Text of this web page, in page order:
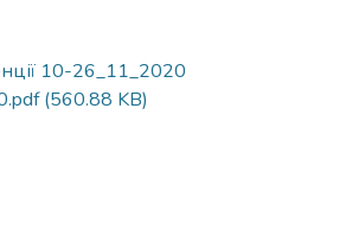
10-26_11_2020
(560.88 KB)